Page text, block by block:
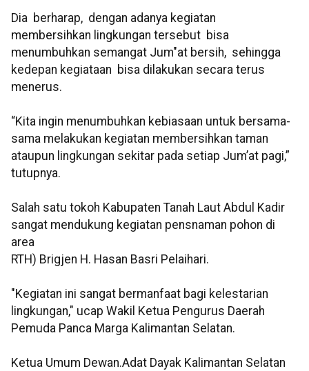
Dia berharap, dengan adanya kegiatan
membersihkan lingkungan tersebut bisa
menumbuhkan semangat Jum"at bersih, sehingga
kedepan kegiataan bisa dilakukan secara terus
menerus.
“Kita ingin menumbuhkan kebiasaan untuk bersama-
sama melakukan kegiatan membersihkan taman
ataupun lingkungan sekitar pada setiap Jum’at pagi,”
tutupnya.
Salah satu tokoh Kabupaten Tanah Laut Abdul Kadir
sangat mendukung kegiatan pensnaman pohon di
area
RTH) Brigjen H. Hasan Basri Pelaihari.
"Kegiatan ini sangat bermanfaat bagi kelestarian
lingkungan," ucap Wakil Ketua Pengurus Daerah
Pemuda Panca Marga Kalimantan Selatan.
Ketua Umum Dewan.Adat Dayak Kalimantan Selatan